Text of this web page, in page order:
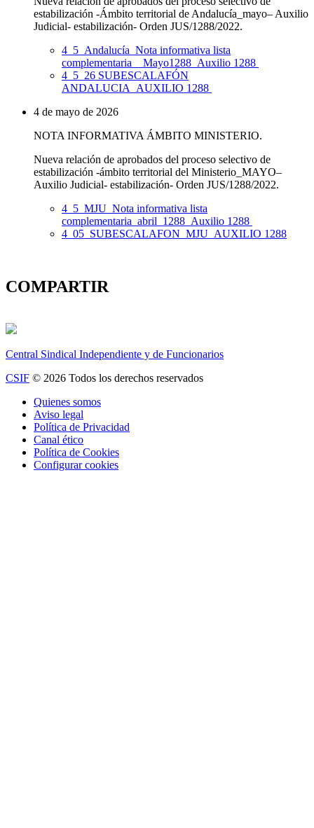
estabilización -Ámbito territorial de Andalucía_mayo– Auxilio
Judicial- estabilización- Orden JUS/1288/2022.
4_5_Andalucía_Nota informativa lista
complementaria__Mayo1288_Auxilio 1288
4_5_26 SUBESCALAFÓN
ANDALUCIA_AUXILIO 1288
4 de mayo de 2026
NOTA INFORMATIVA ÁMBITO MINISTERIO.
​Nueva relación de aprobados del proceso selectivo de
estabilización -ámbito territorial del Ministerio_MAYO–
Auxilio Judicial- estabilización- Orden JUS/1288/2022.
4_5_MJU_Nota informativa lista
complementaria_abril_1288_Auxilio 1288
4_05_SUBESCALAFON_MJU_AUXILIO 1288
COMPARTIR
Central Sindical Independiente y de Funcionarios
CSIF © 2026 Todos los derechos reservados
Quienes somos
Aviso legal
Política de Privacidad
Canal ético
Política de Cookies
Configurar cookies